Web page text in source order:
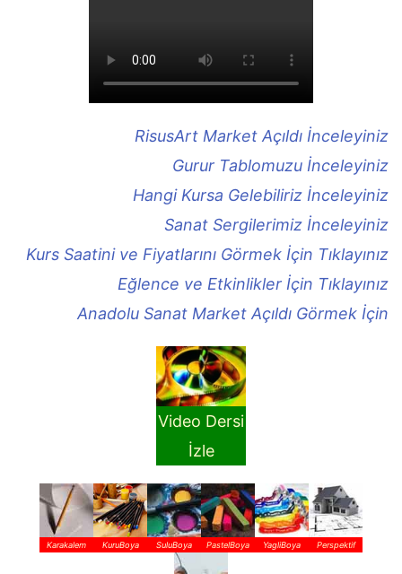
RisusArt Market Açıldı İnceleyiniz
Gurur Tablomuzu İnceleyiniz
Hangi Kursa Gelebiliriz İnceleyiniz
Sanat Sergilerimiz İnceleyiniz
Kurs Saatini ve Fiyatlarını Görmek İçin Tıklayınız
Eğlence ve Etkinlikler İçin Tıklayınız
Anadolu Sanat Market Açıldı Görmek İçin
Video Dersi
İzle
Karakalem KuruBoya SuluBoya PastelBoya YagliBoya Perspektif